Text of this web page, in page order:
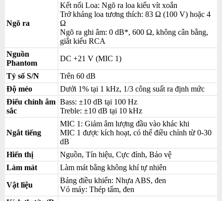
Ngõ ra
Kết nối Loa: Ngõ ra loa kiểu vít xoắn
Trở kháng loa tương thích: 83 Ω (100 V) hoặc 4
Ω
Ngõ ra ghi âm: 0 dB*, 600 Ω, không cân bằng,
giắt kiểu RCA
Nguồn
Phantom
DC +21 V (MIC 1)
Tỷ số S/N
Trên 60 dB
Độ méo
Dưới 1% tại 1 kHz, 1/3 công suất ra định mức
Điểu chỉnh âm
sắc
Bass: ±10 dB tại 100 Hz
Treble: ±10 dB tại 10 kHz
Ngắt tiếng
MIC 1: Giảm âm lượng đầu vào khác khi
MIC 1 được kích hoạt, có thể điều chỉnh từ 0-30
dB
Hiển thị
Nguồn, Tín hiệu, Cực đỉnh, Bảo vệ
Làm mát
Làm mát bằng không khí tự nhiên
Vật liệu
Bảng điều khiển: Nhựa ABS, đen
Vỏ máy: Thép tấm, đen